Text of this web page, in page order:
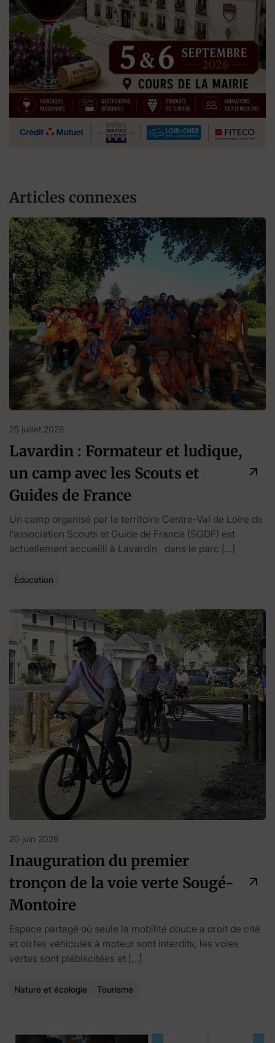
Articles connexes
25 juillet 2026
Lavardin : Formateur et ludique,
un camp avec les Scouts et
Guides de France
Un camp organisé par le territoire Centre-Val de Loire de
l’association Scouts et Guide de France (SGDF) est
actuellement accueilli à Lavardin, dans le parc […]
Éducation
20 juin 2026
Inauguration du premier
tronçon de la voie verte Sougé-
Montoire
Espace partagé où seule la mobilité douce a droit de cité
et où les véhicules à moteur sont interdits, les voies
vertes sont plébiscitées et […]
Nature et écologie Tourisme